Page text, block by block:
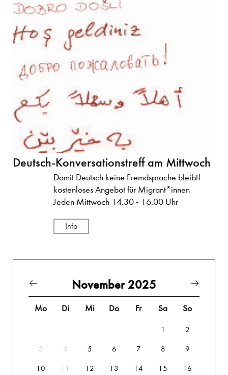
Deutsch-Konversationstreff am Mittwoch
Damit Deutsch keine Fremdsprache bleibt!
kostenloses Angebot für Migrant*innen
Jeden Mittwoch 14.30 - 16.00 Uhr
Info
November 2025
Mo Di Mi Do Fr Sa So
1 2
3 4 5 6 7 8 9
10 11 12 13 14 15 16